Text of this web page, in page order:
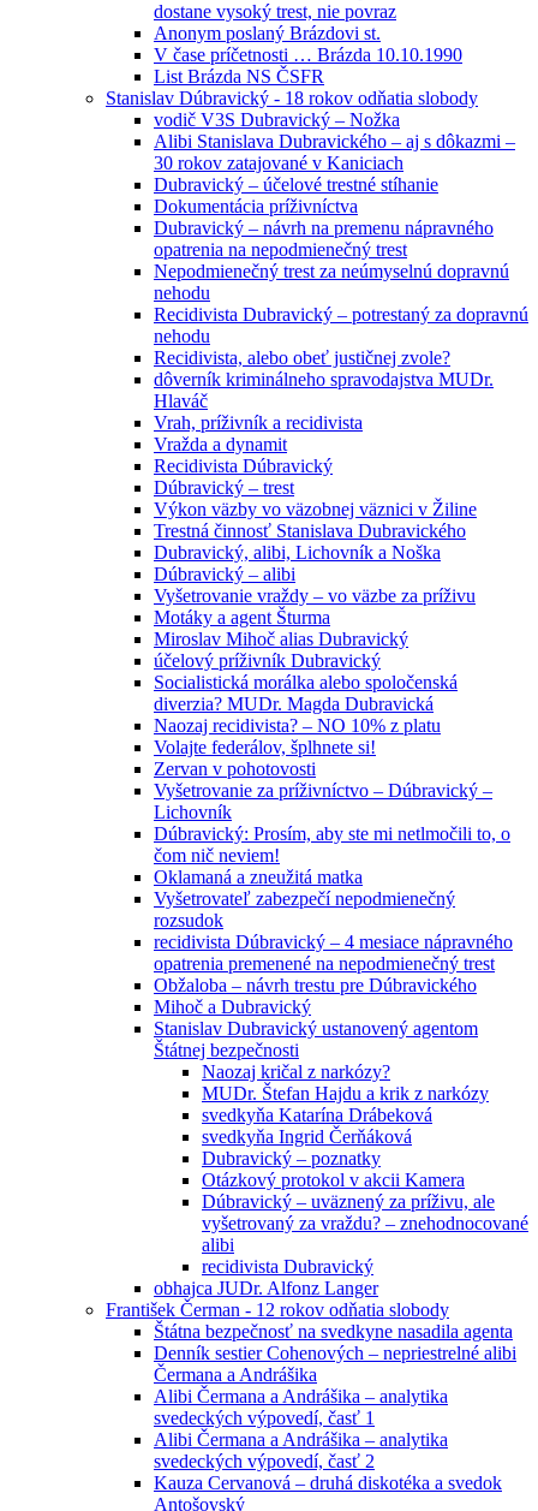
dostane vysoký trest, nie povraz
Anonym poslaný Brázdovi st.
V čase príčetnosti … Brázda 10.10.1990
List Brázda NS ČSFR
Stanislav Dúbravický - 18 rokov odňatia slobody
vodič V3S Dubravický – Nožka
Alibi Stanislava Dubravického – aj s dôkazmi –
30 rokov zatajované v Kaniciach
Dubravický – účelové trestné stíhanie
Dokumentácia príživníctva
Dubravický – návrh na premenu nápravného
opatrenia na nepodmienečný trest
Nepodmienečný trest za neúmyselnú dopravnú
nehodu
Recidivista Dubravický – potrestaný za dopravnú
nehodu
Recidivista, alebo obeť justičnej zvole?
dôverník kriminálneho spravodajstva MUDr.
Hlaváč
Vrah, príživník a recidivista
Vražda a dynamit
Recidivista Dúbravický
Dúbravický – trest
Výkon väzby vo väzobnej väznici v Žiline
Trestná činnosť Stanislava Dubravického
Dubravický, alibi, Lichovník a Noška
Dúbravický – alibi
Vyšetrovanie vraždy – vo väzbe za príživu
Motáky a agent Šturma
Miroslav Mihoč alias Dubravický
účelový príživník Dubravický
Socialistická morálka alebo spoločenská
diverzia? MUDr. Magda Dubravická
Naozaj recidivista? – NO 10% z platu
Volajte federálov, šplhnete si!
Zervan v pohotovosti
Vyšetrovanie za príživníctvo – Dúbravický –
Lichovník
Dúbravický: Prosím, aby ste mi netlmočili to, o
čom nič neviem!
Oklamaná a zneužitá matka
Vyšetrovateľ zabezpečí nepodmienečný
rozsudok
recidivista Dúbravický – 4 mesiace nápravného
opatrenia premenené na nepodmienečný trest
Obžaloba – návrh trestu pre Dúbravického
Mihoč a Dubravický
Stanislav Dubravický ustanovený agentom
Štátnej bezpečnosti
Naozaj kričal z narkózy?
MUDr. Štefan Hajdu a krik z narkózy
svedkyňa Katarína Drábeková
svedkyňa Ingrid Čerňáková
Dubravický – poznatky
Otázkový protokol v akcii Kamera
Dúbravický – uväznený za príživu, ale
vyšetrovaný za vraždu? – znehodnocované
alibi
recidivista Dubravický
obhajca JUDr. Alfonz Langer
František Čerman - 12 rokov odňatia slobody
Štátna bezpečnosť na svedkyne nasadila agenta
Denník sestier Cohenových – nepriestrelné alibi
Čermana a Andrášika
Alibi Čermana a Andrášika – analytika
svedeckých výpovedí, časť 1
Alibi Čermana a Andrášika – analytika
svedeckých výpovedí, časť 2
Kauza Cervanová – druhá diskotéka a svedok
Antošovský